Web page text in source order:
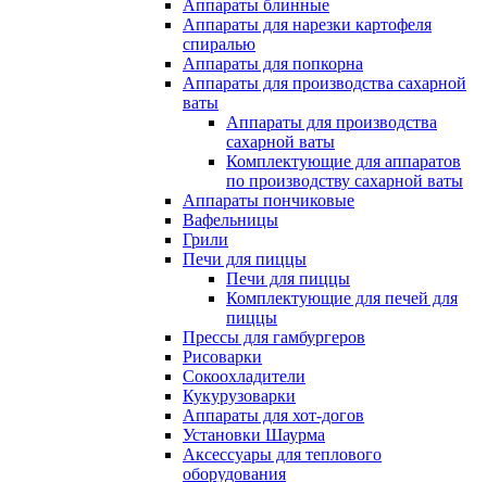
Аппараты блинные
Аппараты для нарезки картофеля
спиралью
Аппараты для попкорна
Аппараты для производства сахарной
ваты
Аппараты для производства
сахарной ваты
Комплектующие для аппаратов
по производству сахарной ваты
Аппараты пончиковые
Вафельницы
Грили
Печи для пиццы
Печи для пиццы
Комплектующие для печей для
пиццы
Прессы для гамбургеров
Рисоварки
Сокоохладители
Кукурузоварки
Аппараты для хот-догов
Установки Шаурма
Аксессуары для теплового
оборудования